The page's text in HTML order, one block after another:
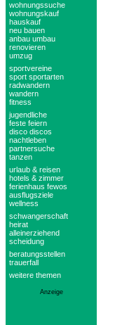
wohnungssuche
wohnungskauf
hauskauf
neu bauen
anbau umbau
renovieren
umzug
sportvereine
sport sportarten
radwandern
wandern
fitness
jugendliche
feste feiern
disco discos
nachtleben
partnersuche
tanzen
urlaub & reisen
hotels & zimmer
ferienhaus fewos
ausflugsziele
wellness
schwangerschaft
heirat
alleinerziehend
scheidung
beratungsstellen
trauerfall
weitere themen
Anzeige